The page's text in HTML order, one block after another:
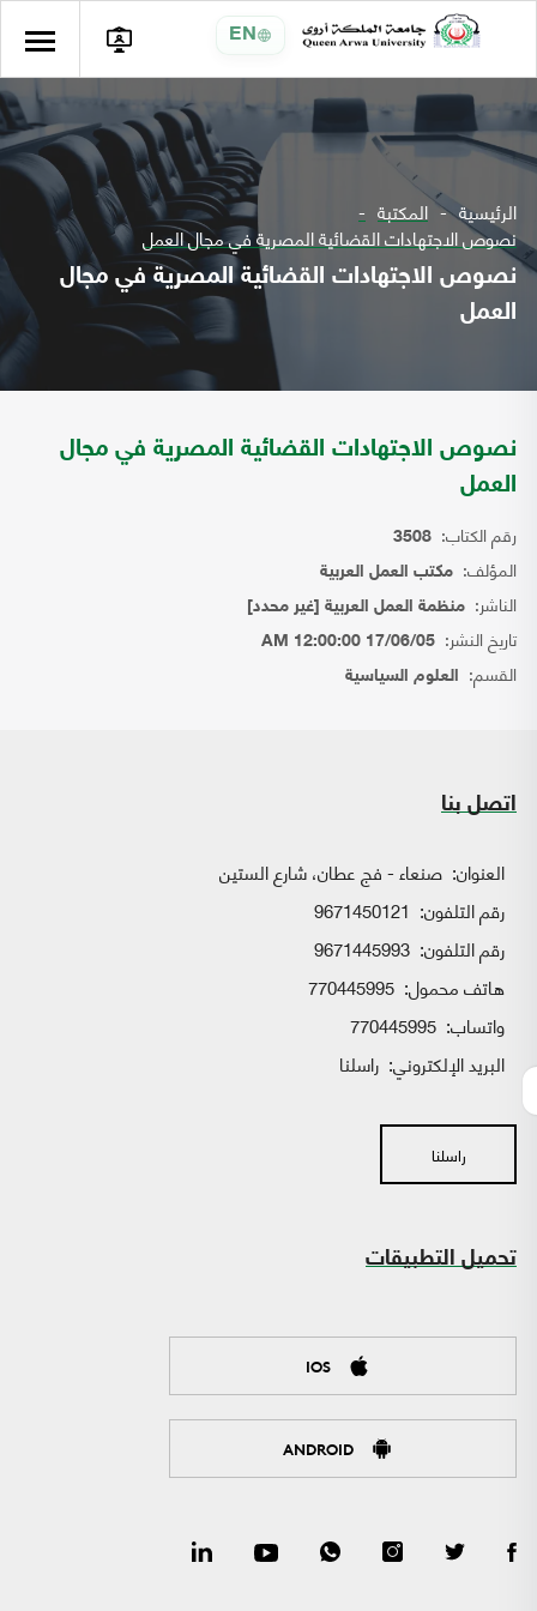
EN
الرئيسية المكتبة
نصوص الاجتهادات القضائية المصرية في مجال العمل
نصوص الاجتهادات القضائية المصرية في مجال
العمل
نصوص الاجتهادات القضائية المصرية في مجال
العمل
رقم الكتاب: 3508
المؤلف: مكتب العمل العربية
الناشر: منظمة العمل العربية [غير محدد]
تاريخ النشر: 17/06/05 12:00:00 AM
القسم: العلوم السياسية
اتصل بنا
العنوان: صنعاء - فج عطان، شارع الستين
رقم التلفون: 9671450121
رقم التلفون: 9671445993
هاتف محمول: 770445995
واتساب:
البريد الإلكتروني: راسلنا
راسلنا
تحميل التطبيقات
IOS
ANDROID